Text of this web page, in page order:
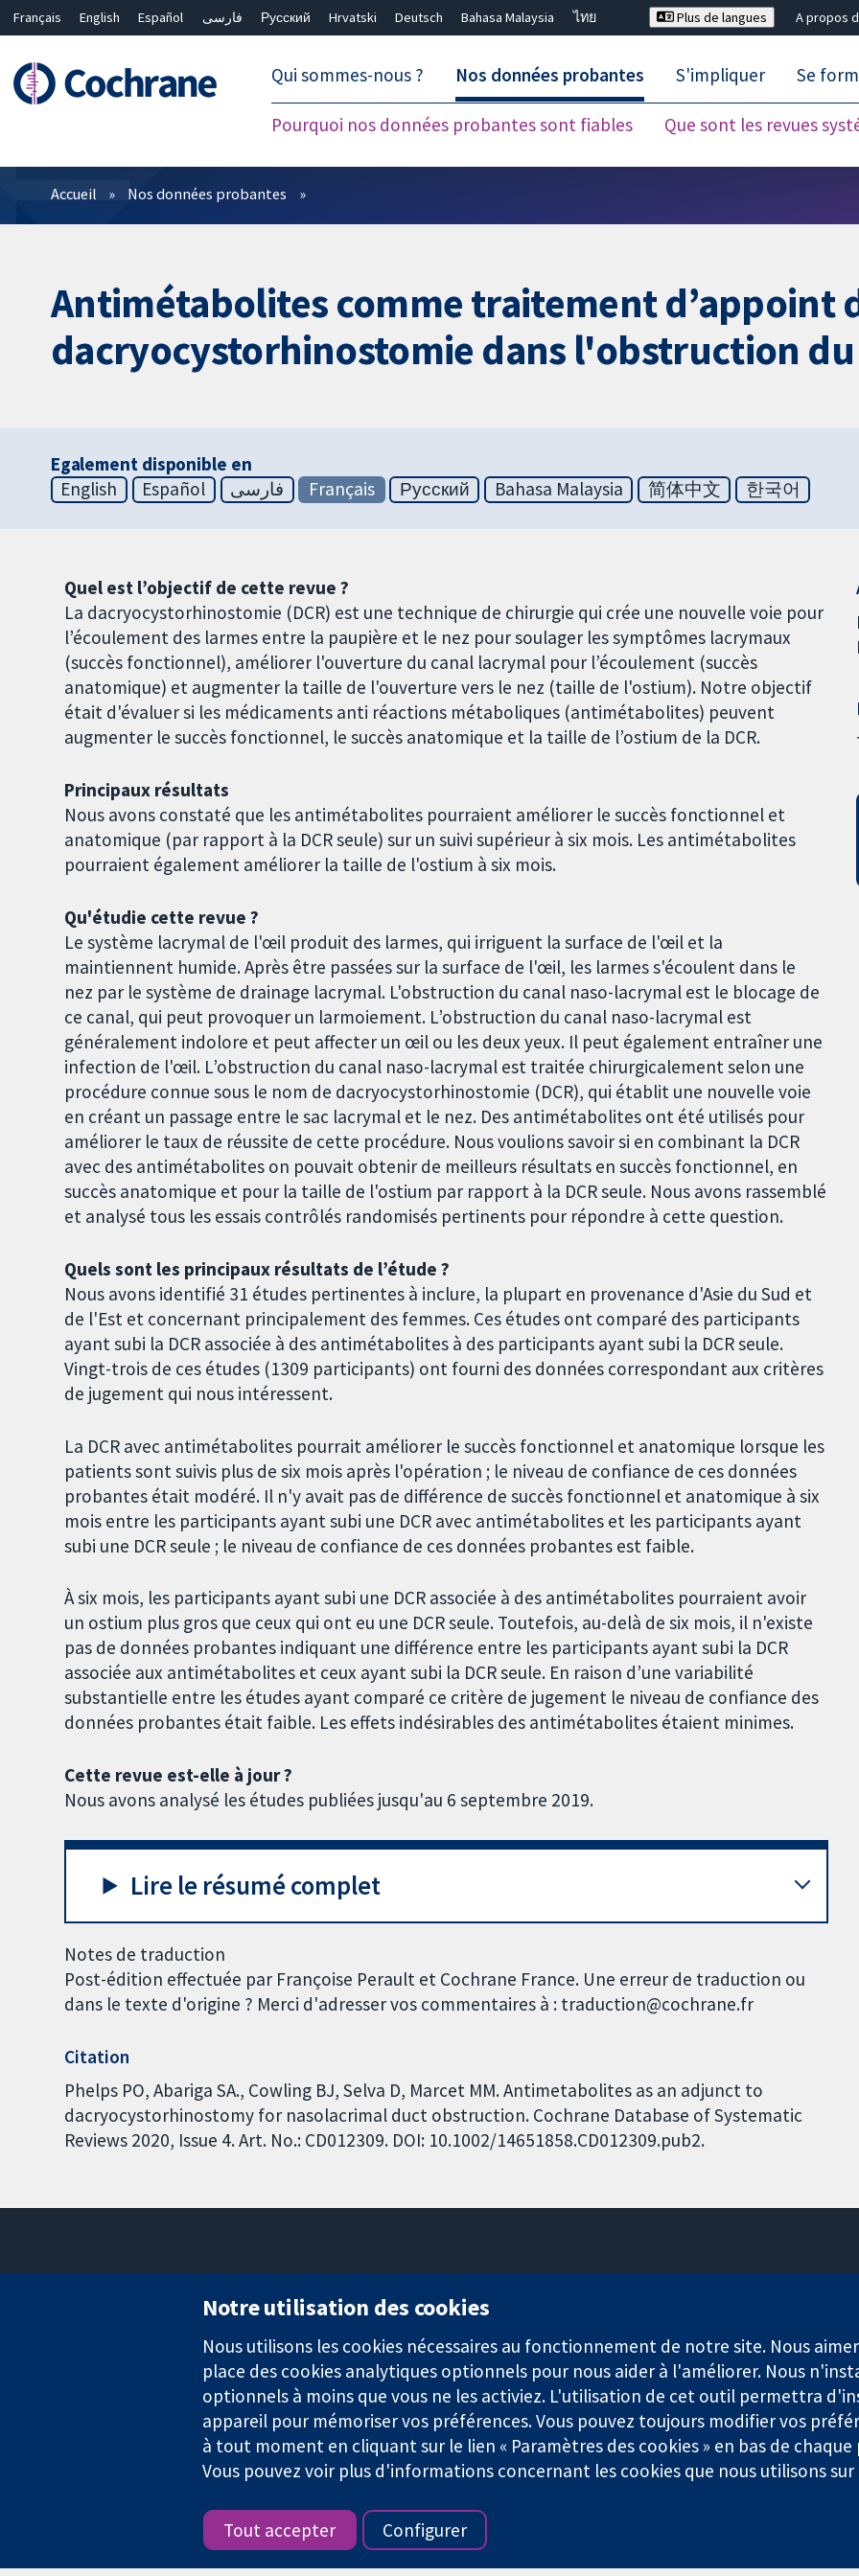
Français English Español فارسی Русский Hrvatski Deutsch Bahasa Malaysia
ไทย
Plus de langues A propos
Qui sommes-nous ? Nos données probantes
Pourquoi nos données probantes sont fiables Que sont les revues
S'impliquer Se
Filtres
Accueil Nos données probantes
Antimétabolites comme traitement d’appoint
dacryocystorhinostomie dans l'obstruction
Egalement disponible en
English
Español فارسی Français Русский Bahasa Malaysia 简体中文 한국어
Quel est l’objectif de cette revue ?
La dacryocystorhinostomie (DCR) est une technique de chirurgie qui crée une nouvelle voie pour
l’écoulement des larmes entre la paupière et le nez pour soulager les symptômes lacrymaux
(succès fonctionnel), améliorer l'ouverture du canal lacrymal pour l’écoulement (succès
anatomique) et augmenter la taille de l'ouverture vers le nez (taille de l'ostium). Notre objectif
était d'évaluer si les médicaments anti réactions métaboliques (antimétabolites) peuvent
augmenter le succès fonctionnel, le succès anatomique et la taille de l’ostium de la DCR.
Principaux résultats
Nous avons constaté que les antimétabolites pourraient améliorer le succès fonctionnel et
anatomique (par rapport à la DCR seule) sur un suivi supérieur à six mois. Les antimétabolites
pourraient également améliorer la taille de l'ostium à six mois.
Qu'étudie cette revue ?
Le système lacrymal de l'œil produit des larmes, qui irriguent la surface de l'œil et la
maintiennent humide. Après être passées sur la surface de l'œil, les larmes s'écoulent dans le
nez par le système de drainage lacrymal. L'obstruction du canal naso-lacrymal est le blocage de
ce canal, qui peut provoquer un larmoiement. L’obstruction du canal naso-lacrymal est
généralement indolore et peut affecter un œil ou les deux yeux. Il peut également entraîner une
infection de l'œil. L’obstruction du canal naso-lacrymal est traitée chirurgicalement selon une
procédure connue sous le nom de dacryocystorhinostomie (DCR), qui établit une nouvelle voie
en créant un passage entre le sac lacrymal et le nez. Des antimétabolites ont été utilisés pour
améliorer le taux de réussite de cette procédure. Nous voulions savoir si en combinant la DCR
avec des antimétabolites on pouvait obtenir de meilleurs résultats en succès fonctionnel, en
succès anatomique et pour la taille de l'ostium par rapport à la DCR seule. Nous avons rassemblé
et analysé tous les essais contrôlés randomisés pertinents pour répondre à cette question.
Quels sont les principaux résultats de l’étude ?
Nous avons identifié 31 études pertinentes à inclure, la plupart en provenance d'Asie du Sud et
de l'Est et concernant principalement des femmes. Ces études ont comparé des participants
ayant subi la DCR associée à des antimétabolites à des participants ayant subi la DCR seule.
Vingt-trois de ces études (1309 participants) ont fourni des données correspondant aux critères
de jugement qui nous intéressent.
La DCR avec antimétabolites pourrait améliorer le succès fonctionnel et anatomique lorsque les
patients sont suivis plus de six mois après l'opération ; le niveau de confiance de ces données
probantes était modéré. Il n'y avait pas de différence de succès fonctionnel et anatomique à six
mois entre les participants ayant subi une DCR avec antimétabolites et les participants ayant
subi une DCR seule ; le niveau de confiance de ces données probantes est faible.
À six mois, les participants ayant subi une DCR associée à des antimétabolites pourraient avoir
un ostium plus gros que ceux qui ont eu une DCR seule. Toutefois, au-delà de six mois, il n'existe
pas de données probantes indiquant une différence entre les participants ayant subi la DCR
associée aux antimétabolites et ceux ayant subi la DCR seule. En raison d’une variabilité
substantielle entre les études ayant comparé ce critère de jugement le niveau de confiance des
données probantes était faible. Les effets indésirables des antimétabolites étaient minimes.
Cette revue est-elle à jour ?
Nous avons analysé les études publiées jusqu'au 6 septembre 2019.
Lire le résumé complet
Notes de traduction
Post-édition effectuée par Françoise Perault et Cochrane France. Une erreur de traduction ou
dans le texte d'origine ? Merci d'adresser vos commentaires à : traduction@cochrane.fr
Citation
Phelps PO, Abariga SA., Cowling BJ, Selva D, Marcet MM. Antimetabolites as an adjunct to
dacryocystorhinostomy for nasolacrimal duct obstruction. Cochrane Database of Systematic
Reviews 2020, Issue 4. Art. No.: CD012309. DOI: 10.1002/14651858.CD012309.pub2.
Londres
Royaume-Uni
La Collaboration Cochrane est une association caritative (n° 1045921) et une société à responsabilité limitée par garantie (n°
Copyright © 2026 The Cochrane Collaboration Conditions Générales
Notre utilisation des cookies
Nous utilisons les cookies nécessaires au fonctionnement de notre site. Nous
place des cookies analytiques optionnels pour nous aider à l'améliorer. Nous
optionnels à moins que vous ne les activiez. L'utilisation de cet outil permettra
appareil pour mémoriser vos préférences. Vous pouvez toujours modifier vos
à tout moment en cliquant sur le lien « Paramètres des cookies » en bas de chaque
Vous pouvez voir plus d'informations concernant les cookies que nous utilisons
Tout accepter Configurer